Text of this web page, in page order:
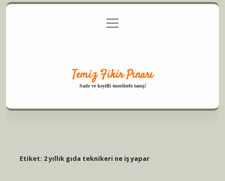
Gizlilik Politikası
menüyü
aç
Temiz Fikir Pınarı
Sade ve keyifli önerilerle tanış!
Etiket: 2 yıllık gıda teknikeri ne iş yapar